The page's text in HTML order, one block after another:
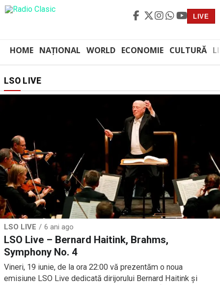
LIVE
HOME NAȚIONAL WORLD ECONOMIE CULTURĂ
LSO LIVE
LSO LIVE 6 ani ago
LSO Live – Bernard Haitink, Brahms,
Symphony No. 4
Vineri, 19 iunie, de la ora 22:00 vă prezentăm o noua
emisiune LSO Live dedicată dirijorului Bernard Haitink și